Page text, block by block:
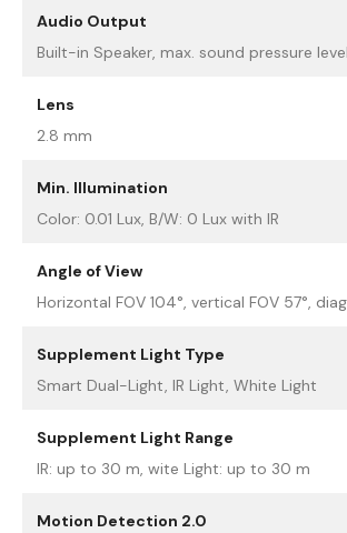
Audio Output
Built-in Speaker, max. sound pressure
Lens
2.8 mm
Min. Illumination
Color: 0.01 Lux, B/W: 0 Lux with IR
Angle of View
Horizontal FOV 104°, vertical FOV 57°,
Supplement Light Type
Smart Dual-Light, IR Light, White Light
Supplement Light Range
IR: up to 30 m, wite Light: up to 30 m
Motion Detection 2.0